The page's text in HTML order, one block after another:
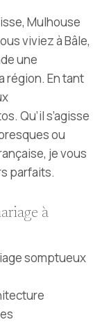
Mulhouse
viviez à Bâle,
une
région. En tant
Qu’il s’agisse
ou
je vous
parfaits.
à
somptueux